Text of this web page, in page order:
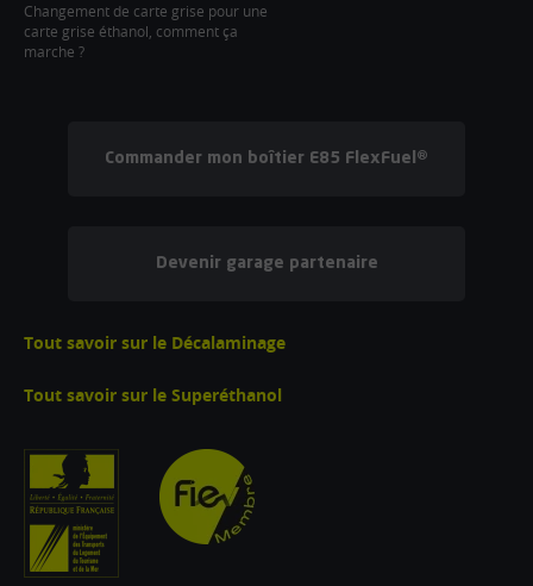
Changement de carte grise pour une
carte grise éthanol, comment ça
marche ?
Commander mon boîtier E85 FlexFuel®
Devenir garage partenaire
Tout savoir sur le Décalaminage
Tout savoir sur le Superéthanol